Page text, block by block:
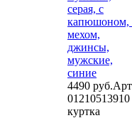
4490 руб.
01210513910
куртка